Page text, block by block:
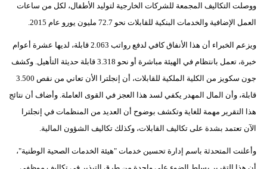
ووصلت التكاليف المجمعة للشركات الخارجية لتوليد الأطفال، لكل من ساعات
العمل الإضافية والخدمات البنكية للقابلات نحو 72.7 مليون يورو عام 2015.
ويزعم الخبراء أن هذا الأنفاق كافي لدفع رواتب 2.063 قابلة، لديها عشرة أعوام
خبرة، تعمل بانتظام في الهيئة مباشرة أو نحو 3.318 قابلة حديثة التأهيل. وكشف
جون سكويز من الكلية الملكية للقابلات، أن إنجلترا الأن تعاني من نقص 3.500
قابلة، وأن المال المهدر يكفي لسد هذا العجز في القوى العاملة. وأضاف أن نتائج
هذا التقرير مهمة للغاية وتكشف بوضوح أن العديد من المنظمات في إنجلترا
الآن تعتمد بشدة على تكاليف القابلات، وكذلك تكاليف الشؤون المالية.
وأعلنت المتحدثة باسم إدارة تحسين خدمات "هيئة الخدمات الصحية الوطنية"،